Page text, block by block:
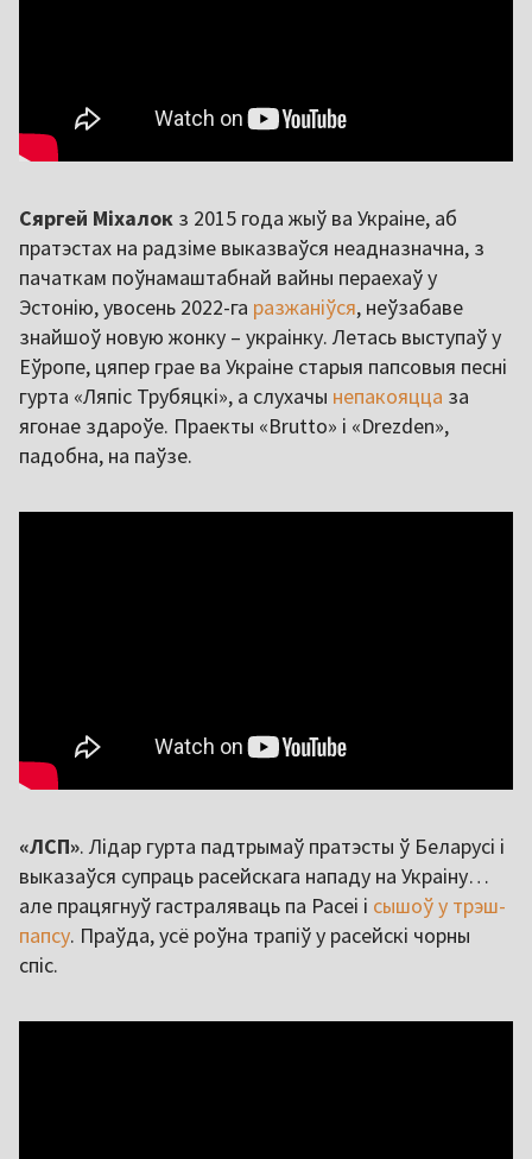
Сяргей Міхалок з 2015 года жыў ва Украіне, аб
пратэстах на радзіме выказваўся неадназначна, з
пачаткам поўнамаштабнай вайны пераехаў у
Эстонію, увосень 2022-га разжаніўся, неўзабаве
знайшоў новую жонку – украінку. Летась выступаў у
Еўропе, цяпер грае ва Украіне старыя папсовыя песні
гурта «Ляпіс Трубяцкі», а слухачы непакояцца за
ягонае здароўе. Праекты «Brutto» і «Drezden»,
падобна, на паўзе.
«ЛСП». Лідар гурта падтрымаў пратэсты ў Беларусі і
выказаўся супраць расейскага нападу на Украіну…
але працягнуў гастраляваць па Расеі і сышоў у трэш-
папсу. Праўда, усё роўна трапіў у расейскі чорны
спіс.